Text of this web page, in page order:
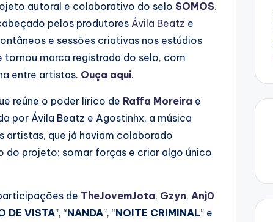
autoral e colaborativo do selo SOMOS.
pelos produtores Ávila Beatz e
e sessões criativas nos estúdios
marca registrada do selo, com
entre artistas. Ouça aqui.
reúne o poder lírico de Raffa Moreira e
por Ávila Beatz e Agostinhx, a música
artistas, que já haviam colaborado
do projeto: somar forças e criar algo único
de TheJovemJota, Gzyn, Anj0
DE VISTA”, “NANDA”, “NOITE CRIMINAL” e